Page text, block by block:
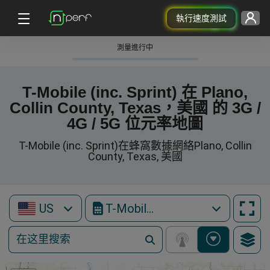
執行速度測試
測量進行中
T-Mobile (inc. Sprint) 在 Plano,
Collin County, Texas，美國 的 3G /
4G / 5G 位元率地圖
T-Mobile (inc. Sprint)在蜂窩數據網絡Plano, Collin
County, Texas, 美國
US T-Mobile (inc. Sprint)